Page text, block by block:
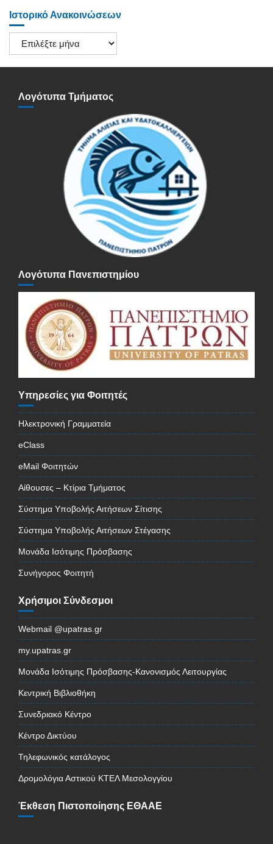
Ιστορικό Ανακοινώσεων
Ιστορικό
Ανακοινώσεων
Λογότυπα Τμήματος
Λογότυπα Πανεπιστημίου
Υπηρεσίες για Φοιτητές
Ηλεκτρονική Γραμματεία
eClass
eMail Φοιτητών
Αίθουσες – Κτίρια Τμήματος
Σύστημα Υποβολής Αιτήσεων Σίτισης
Σύστημα Υποβολής Αιτήσεων Στέγασης
Μονάδα Ισότιμης Πρόσβασης
Συνήγορος Φοιτητή
Χρήσιμοι Σύνδεσμοι
Webmail @upatras.gr
my.upatras.gr
Μονάδα Ισότιμης Πρόσβασης-Κανονισμός Λειτουργίας
Κεντρική Βιβλιοθήκη
Συνεδριακό Κέντρο
Κέντρο Δικτύου
Τηλεφωνικός κατάλογος
Δρομολόγια Αστικού ΚΤΕΛ Μεσολογγίου
Έκθεση Πιστοποίησης ΕΘΑΑΕ